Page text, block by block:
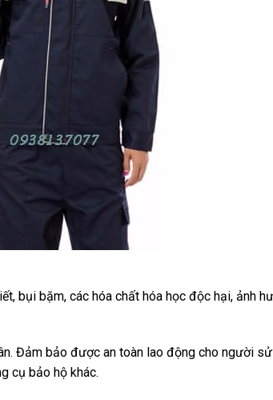
bụi bặm, các hóa chất hóa học độc hại, ảnh
Đảm bảo được an toàn lao động cho người
cụ bảo hộ khác.